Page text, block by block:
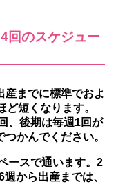
回のスケジュー
産までに標準でおよ
ど短くなります。
、後期は毎週1回が
かんでください。
ースで通います。2
から出産までは、